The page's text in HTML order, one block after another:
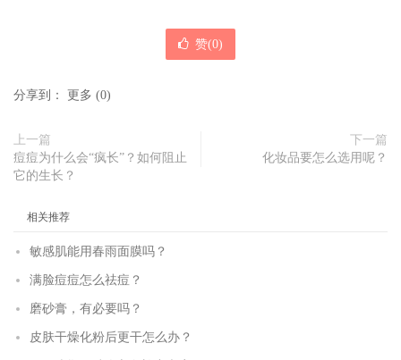
赞(0)
分享到： 更多 (0)
上一篇
痘痘为什么会“疯长”？如何阻止
它的生长？
下一篇
化妆品要怎么选用呢？
相关推荐
敏感肌能用春雨面膜吗？
满脸痘痘怎么祛痘？
磨砂膏，有必要吗？
皮肤干燥化粉后更干怎么办？